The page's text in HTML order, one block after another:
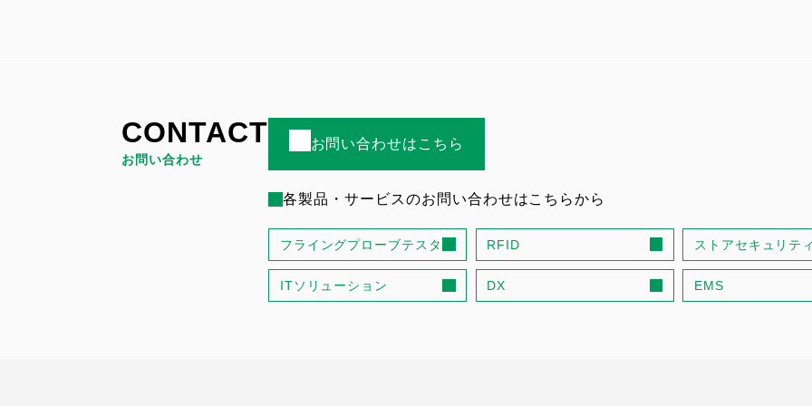
CONTACT
お問い合わせ
お問い合わせはこちら
各製品・サービスのお問い合わせはこちらから
フライングプローブテスタ RFID ストアセキュリテ
ITソリューション DX EMS